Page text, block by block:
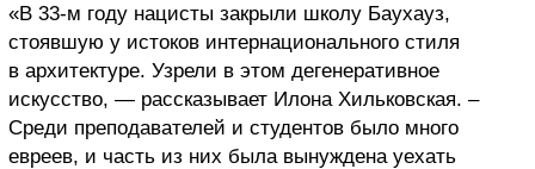
«В 33-м году нацисты закрыли школу Баухауз,
стоявшую у истоков интернационального стиля
в архитектуре. Узрели в этом дегенеративное
искусство, — рассказывает Илона Хильковская. –
Среди преподавателей и студентов было много
евреев, и часть из них была вынуждена уехать